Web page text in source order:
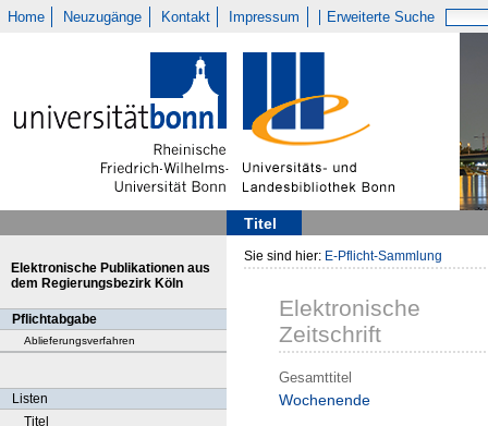
Home Neuzugänge Kontakt Impressum Erweiterte Suche
Titel
Elektronische Publikationen aus
dem Regierungsbezirk Köln
Pflichtabgabe
Ablieferungsverfahren
Listen
Titel
Sie sind hier: E-Pflicht-Sammlung
Elektronische
Zeitschrift
Gesamttitel
Wochenende